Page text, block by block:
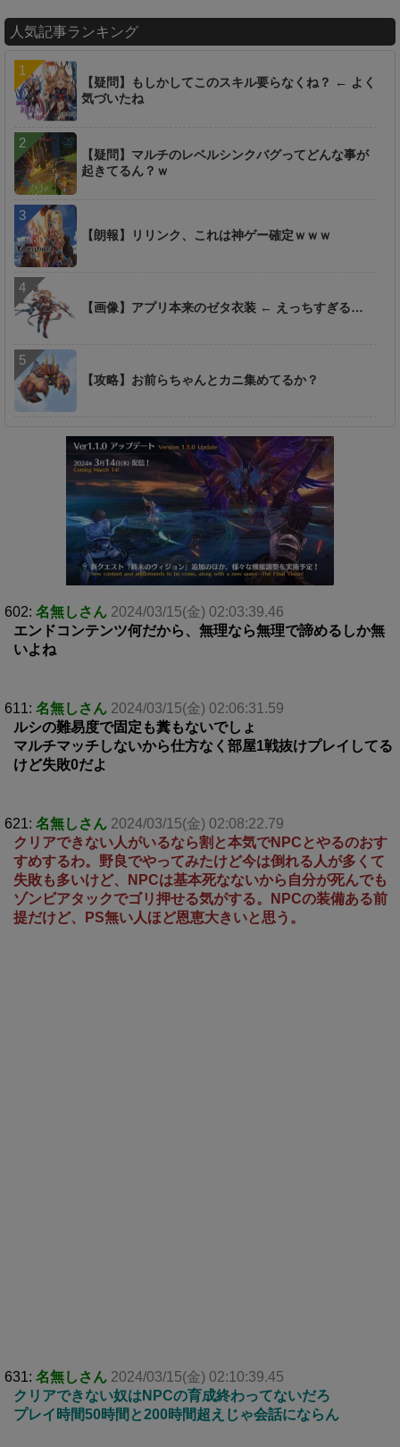
人気記事ランキング
【疑問】もしかしてこのスキル要らなくね？ ← よく
気づいたね
【疑問】マルチのレベルシンクバグってどんな事が
起きてるん？ｗ
【朗報】リリンク、これは神ゲー確定ｗｗｗ
【画像】アプリ本来のゼタ衣装 ← えっちすぎる…
【攻略】お前らちゃんとカニ集めてるか？
602: 名無しさん 2024/03/15(金) 02:03:39.46
エンドコンテンツ何だから、無理なら無理で諦めるしか無
いよね
611: 名無しさん 2024/03/15(金) 02:06:31.59
ルシの難易度で固定も糞もないでしょ
マルチマッチしないから仕方なく部屋1戦抜けプレイしてる
けど失敗0だよ
621: 名無しさん 2024/03/15(金) 02:08:22.79
クリアできない人がいるなら割と本気でNPCとやるのおす
すめするわ。野良でやってみたけど今は倒れる人が多くて
失敗も多いけど、NPCは基本死なないから自分が死んでも
ゾンビアタックでゴリ押せる気がする。NPCの装備ある前
提だけど、PS無い人ほど恩恵大きいと思う。
631: 名無しさん 2024/03/15(金) 02:10:39.45
クリアできない奴はNPCの育成終わってないだろ
プレイ時間50時間と200時間超えじゃ会話にならん